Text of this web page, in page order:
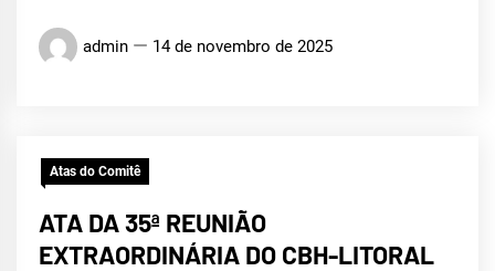
admin 14 de novembro de 2025
Atas do Comitê
ATA DA 35ª REUNIÃO
EXTRAORDINÁRIA DO CBH-LITORAL